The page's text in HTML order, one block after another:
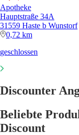
Apotheke
Hauptstraße 34A
31559 Haste b Wunstorf
0,72 km
geschlossen
Discounter
Beliebte
Discount